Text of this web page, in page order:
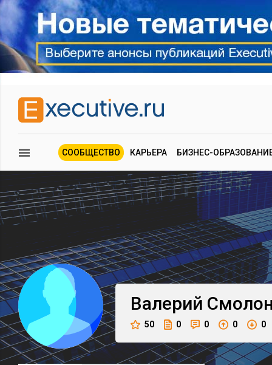
СООБЩЕСТВО КАРЬЕРА БИЗНЕС-
Валерий
50 0 0 0 0